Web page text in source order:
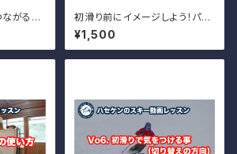
ながるコ
ニング V
初滑り前にイメージしよう！パラ
レルターン『小まわり』Vo.39
¥1,500